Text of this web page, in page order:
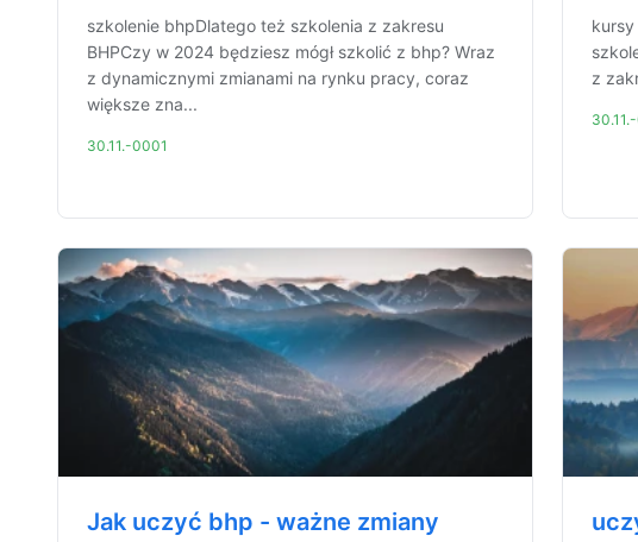
szkolenie bhpDlatego też szkolenia z zakresu
BHPCzy w 2024 będziesz mógł szkolić z bhp? Wraz
z dynamicznymi zmianami na rynku pracy, coraz
większe zna...
30.11.-0001
z
Jak uczyć bhp - ważne zmiany